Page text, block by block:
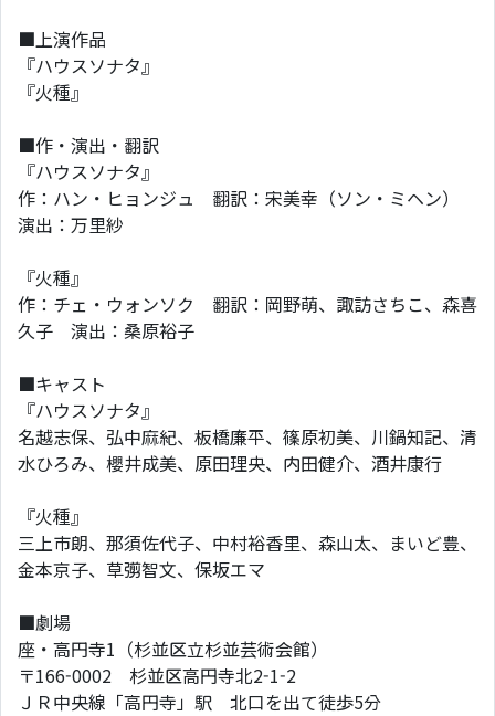
■上演作品
『ハウスソナタ』
『火種』
■作・演出・翻訳
『ハウスソナタ』
作：ハン・ヒョンジュ 翻訳：宋美幸（ソン・ミヘン）
演出：万里紗
『火種』
作：チェ・ウォンソク 翻訳：岡野萌、諏訪さちこ、森喜
久子 演出：桑原裕子
■キャスト
『ハウスソナタ』
名越志保、弘中麻紀、板橋廉平、篠原初美、川鍋知記、清
水ひろみ、櫻井成美、原田理央、内田健介、酒井康行
『火種』
三上市朗、那須佐代子、中村裕香里、森山太、まいど豊、
金本京子、草彅智文、保坂エマ
■劇場
座・高円寺1（杉並区立杉並芸術会館）
〒166-0002 杉並区高円寺北2-1-2
ＪＲ中央線「高円寺」駅 北口を出て徒歩5分